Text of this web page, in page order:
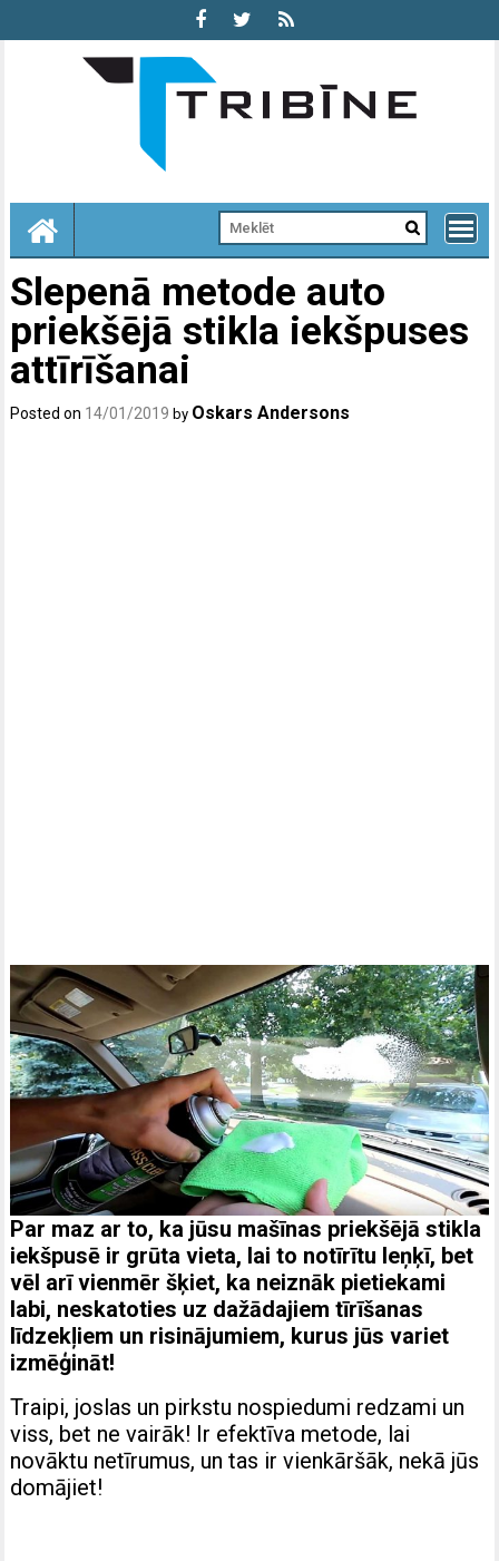
Slepenā metode auto
priekšējā stikla iekšpuses
attīrīšanai
Posted on 14/01/2019 by Oskars Andersons
Par maz ar to, ka jūsu mašīnas priekšējā stikla
iekšpusē ir grūta vieta, lai to notīrītu leņķī, bet
vēl arī vienmēr šķiet, ka neiznāk pietiekami
labi, neskatoties uz dažādajiem tīrīšanas
līdzekļiem un risinājumiem, kurus jūs variet
izmēģināt!
Traipi, joslas un pirkstu nospiedumi redzami un
viss, bet ne vairāk! Ir efektīva metode, lai
novāktu netīrumus, un tas ir vienkāršāk, nekā jūs
domājiet!